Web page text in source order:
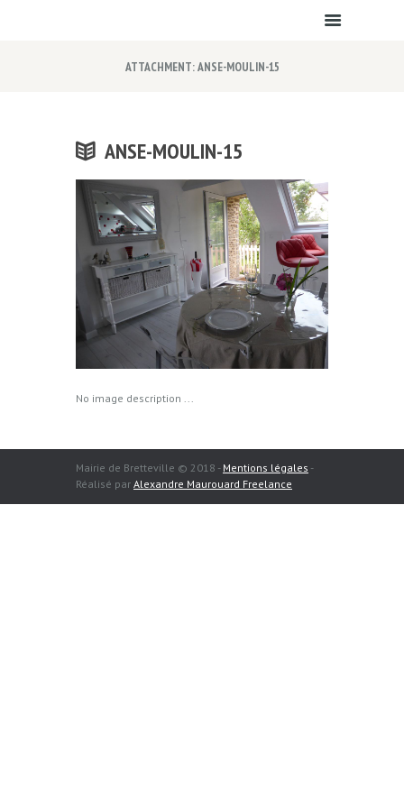
ATTACHMENT: ANSE-MOULIN-15
ANSE-MOULIN-15
No image description ...
Mairie de Bretteville © 2018 - Mentions légales -
Réalisé par Alexandre Maurouard Freelance